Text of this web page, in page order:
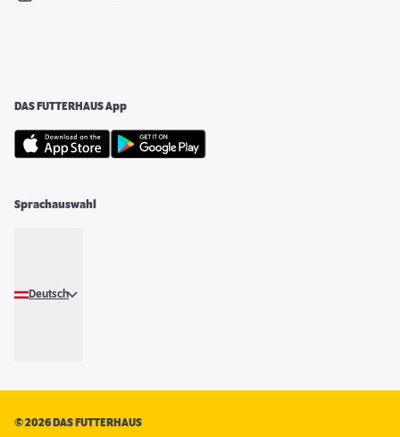
DAS FUTTERHAUS App
Sprachauswahl
Deutsch
©2026 DAS FUTTERHAUS